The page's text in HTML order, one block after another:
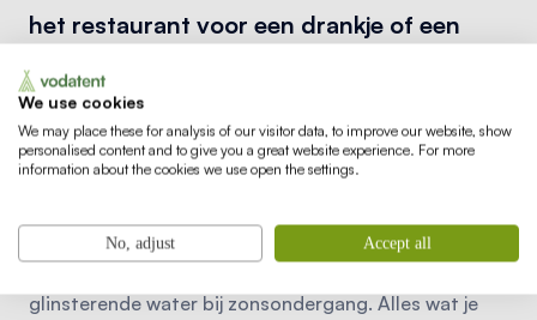
het restaurant voor een drankje of een
hapje.
De safaritenten combineren comfort met het
buitenleven. Je slaapt midden in de natuur, op ruime
Ochtends haal je verse broodjes bij de broodservice
en aan het eind van de dag kijk je uit over het
glinsterende water bij zonsondergang. Alles wat je
We use cookies
We may place these for analysis of our visitor data, to improve our website, show
personalised content and to give you a great website experience. For more
information about the cookies we use open the settings.
No, adjust Accept all